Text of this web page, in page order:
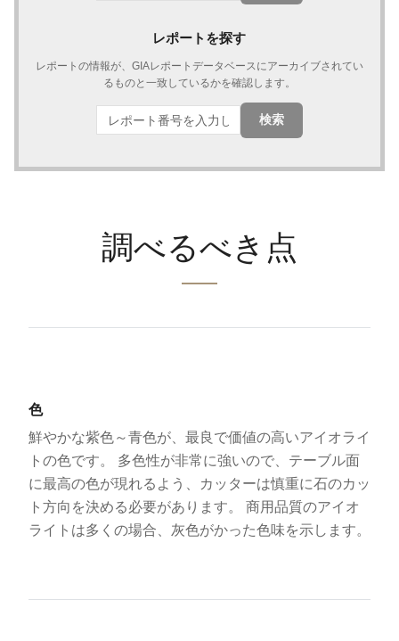
レポートを探す
レポートの情報が、GIAレポートデータベースにアーカイブされてい
るものと一致しているかを確認します。
検索
調べるべき点
色
鮮やかな紫色～青色が、最良で価値の高いアイオライ
トの色です。 多色性が非常に強いので、テーブル面
に最高の色が現れるよう、カッターは慎重に石のカッ
ト方向を決める必要があります。 商用品質のアイオ
ライトは多くの場合、灰色がかった色味を示します。